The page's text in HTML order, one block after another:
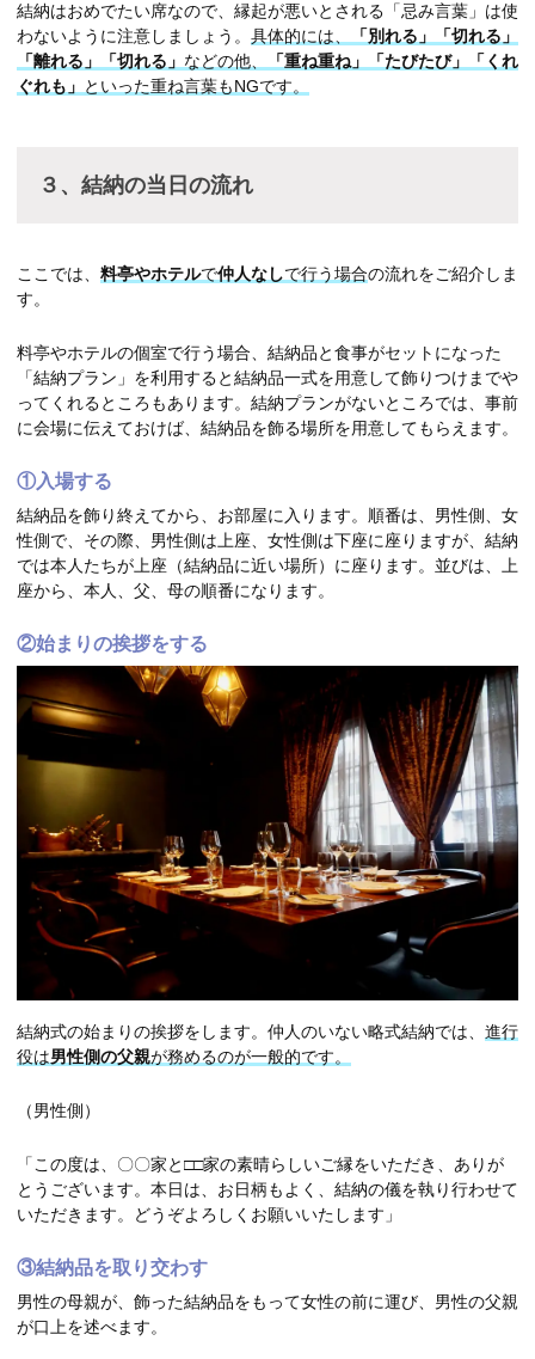
結納はおめでたい席なので、縁起が悪いとされる「忌み言葉」は使
わないように注意しましょう。 具体的には、
「別れる」「切れる」
「離れる」「切れる」 などの他、
「重ね重ね」「たびたび」「くれ
ぐれも」 といった重ね言葉もNGです。
３、結納の当日の流れ
ここでは、 料亭やホテルで仲人なしで行う場合の流れをご紹介しま
す。
料亭やホテルの個室で行う場合、結納品と食事がセットになった
「結納プラン」を利用すると結納品一式を用意して飾りつけまでや
ってくれるところもあります。結納プランがないところでは、事前
に会場に伝えておけば、結納品を飾る場所を用意してもらえます。
①入場する
結納品を飾り終えてから、お部屋に入ります。順番は、男性側、女
性側で、その際、男性側は上座、女性側は下座に座りますが、結納
では本人たちが上座（結納品に近い場所）に座ります。並びは、上
座から、本人、父、母の順番になります。
②始まりの挨拶をする
結納式の始まりの挨拶をします。仲人のいない略式結納では、 進行
役は男性側の父親が務めるのが一般的です。
（男性側）
「この度は、〇〇家と□□家の素晴らしいご縁をいただき、ありが
とうございます。本日は、お日柄もよく、結納の儀を執り行わせて
いただきます。どうぞよろしくお願いいたします」
③結納品を取り交わす
男性の母親が、飾った結納品をもって女性の前に運び、男性の父親
が口上を述べます。